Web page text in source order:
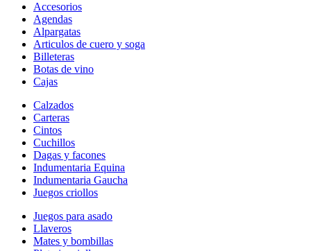
Accesorios
Agendas
Alpargatas
Articulos de cuero y soga
Billeteras
Botas de vino
Cajas
Calzados
Carteras
Cintos
Cuchillos
Dagas y facones
Indumentaria Equina
Indumentaria Gaucha
Juegos criollos
Juegos para asado
Llaveros
Mates y bombillas